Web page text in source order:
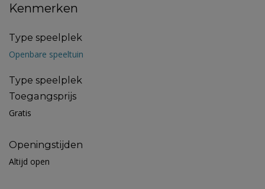
Kenmerken
Type speelplek
Openbare speeltuin
Type speelplek
Toegangsprijs
Gratis
Openingstijden
Altijd open